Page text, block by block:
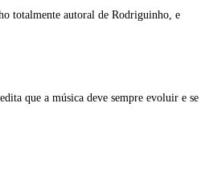
totalmente autoral de Rodriguinho, e
que a música deve sempre evoluir e se